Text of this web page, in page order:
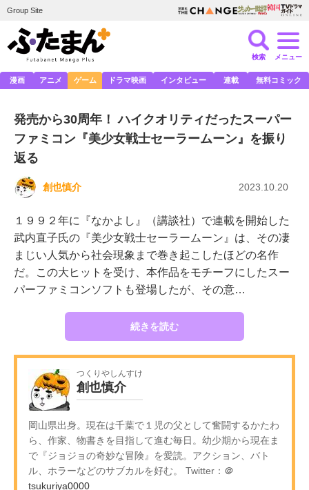
Group Site
検索 メニュー
漫画 アニメ ゲーム ドラマ映画 インタビュー 連載 無料コミック
発売から30周年！ ハイクオリティだったスーパー
ファミコン『美少女戦士セーラームーン』を振り
返る
創也慎介 2023.10.20
１９９２年に『なかよし』（講談社）で連載を開始した
武内直子氏の『美少女戦士セーラームーン』は、その凄
まじい人気から社会現象まで巻き起こしたほどの名作
だ。この大ヒットを受け、本作品をモチーフにしたスー
パーファミコンソフトも登場したが、その意…
続きを読む
つくりやしんすけ
創也慎介
岡山県出身。現在は千葉で１児の父として奮闘するかたわ
ら、作家、物書きを目指して進む毎日。幼少期から現在ま
で『ジョジョの奇妙な冒険』を愛読。アクション、バト
ル、ホラーなどのサブカルを好む。 Twitter： ＠
tsukuriya0000